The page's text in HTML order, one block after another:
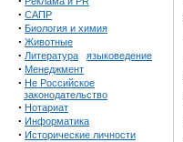
· САПР
· Биология и химия
· Животные
· Литература языковедение
· Менеджмент
· Не Российское
законодательство
· Нотариат
· Информатика
· Исторические личности